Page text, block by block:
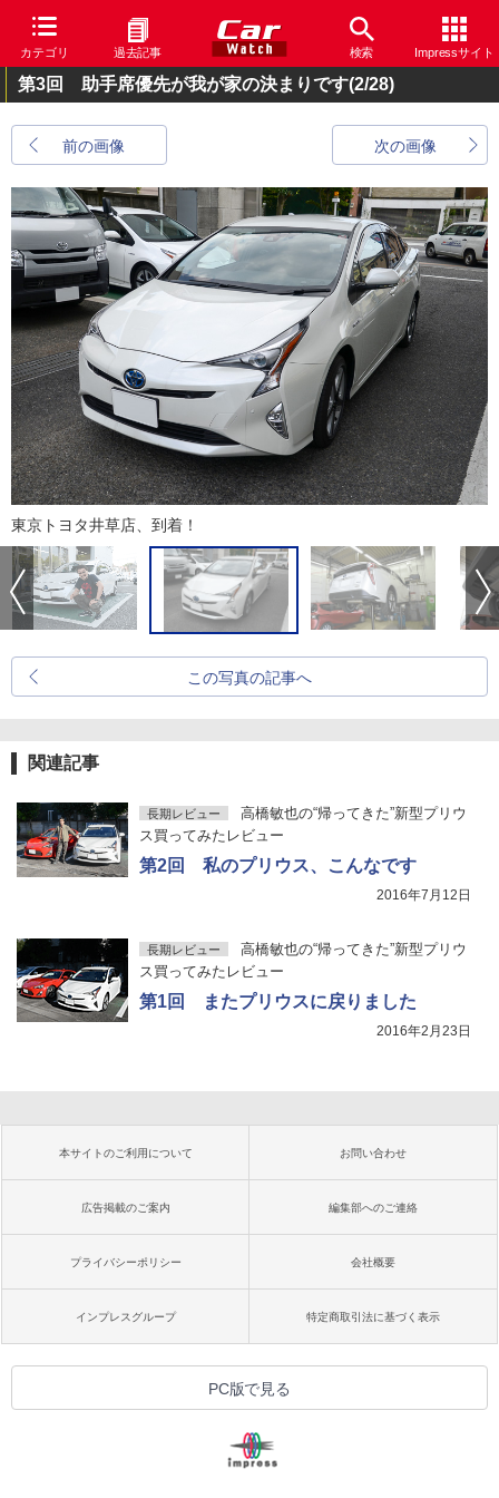
カテゴリ 過去記事 検索 Impressサイト
第3回 助手席優先が我が家の決まりです(2/28)
前の画像 次の画像
東京トヨタ井草店、到着！
この写真の記事へ
関連記事
長期レビュー
高橋敏也の“帰ってきた”新型プリウ
ス買ってみたレビュー
第2回 私のプリウス、こんなです
2016年7月12日
長期レビュー
高橋敏也の“帰ってきた”新型プリウ
ス買ってみたレビュー
第1回 またプリウスに戻りました
2016年2月23日
本サイトのご利用について お問い合わせ
広告掲載のご案内 編集部へのご連絡
プライバシーポリシー 会社概要
インプレスグループ 特定商取引法に基づく表示
PC版で見る